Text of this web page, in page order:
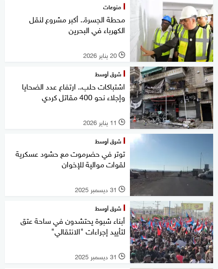
منوعات
محطة الجسرة.. أكبر مشروع لنقل
الكهرباء في البحرين
l 20 يناير 2026
شرق أوسط
اشتباكات حلب.. ارتفاع عدد الضحايا
وإجلاء نحو 400 مقاتل كردي
l 11 يناير 2026
شرق أوسط
توتر في حضرموت مع حشود عسكرية
لقوات موالية للإخوان
l 31 ديسمبر 2025
شرق أوسط
أبناء شبوة يحتشدون في ساحة عتق
لتأييد إجراءات "الانتقالي"
l 31 ديسمبر 2025